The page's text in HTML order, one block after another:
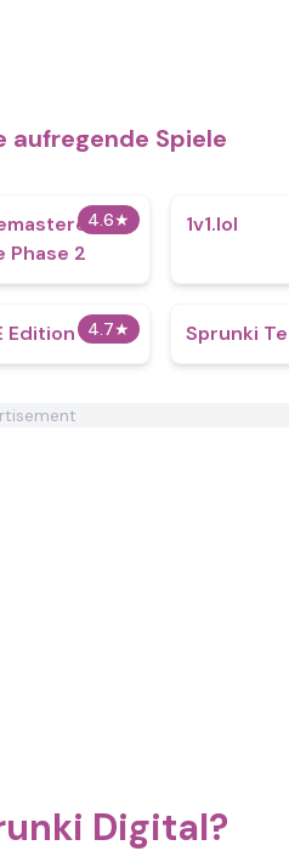
aufregende Spiele
4.6★
Phase 2
1v1.lol
4.7★
Edition Sprunki
Digital?